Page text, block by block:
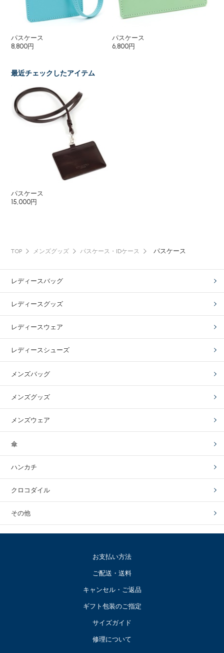
パスケース
8,800円
パスケース
6,800円
最近チェックしたアイテム
パスケース
15,000円
TOP メンズグッズ パスケース・IDケース パスケース
レディースバッグ
レディースグッズ
レディースウェア
レディースシューズ
メンズバッグ
メンズグッズ
メンズウェア
傘
ハンカチ
クロコダイル
その他
お支払い方法
ご配送・送料
キャンセル・ご返品
ギフト包装のご指定
サイズガイド
修理について